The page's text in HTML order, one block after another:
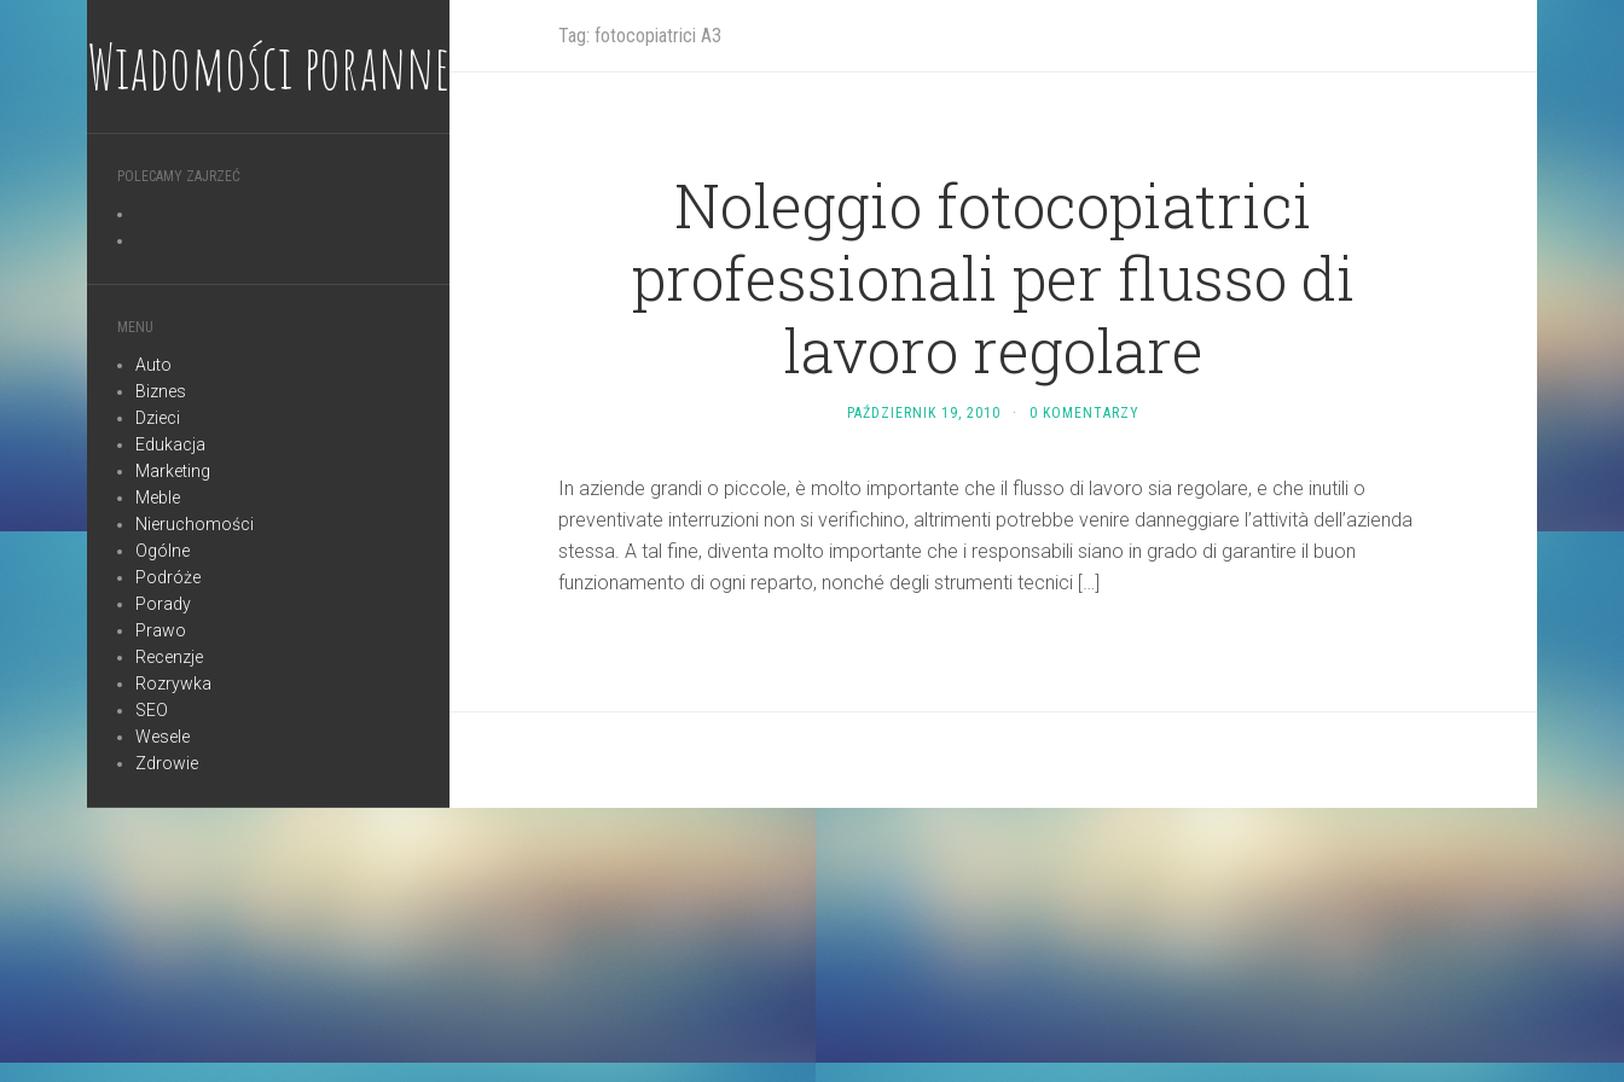
Wiadomości poranne
POLECAMY ZAJRZEĆ
MENU
Auto
Biznes
Dzieci
Edukacja
Marketing
Meble
Nieruchomości
Ogólne
Podróże
Porady
Prawo
Recenzje
Rozrywka
SEO
Wesele
Zdrowie
Tag: fotocopiatrici A3
Noleggio fotocopiatrici
professionali per flusso di
lavoro regolare
PAŹDZIERNIK 19, 2010 · 0 KOMENTARZY
In aziende grandi o piccole, è molto importante che il flusso di lavoro sia regolare, e che inutili o
preventivate interruzioni non si verifichino, altrimenti potrebbe venire danneggiare l’attività dell’azienda
stessa. A tal fine, diventa molto importante che i responsabili siano in grado di garantire il buon
funzionamento di ogni reparto, nonché degli strumenti tecnici […]